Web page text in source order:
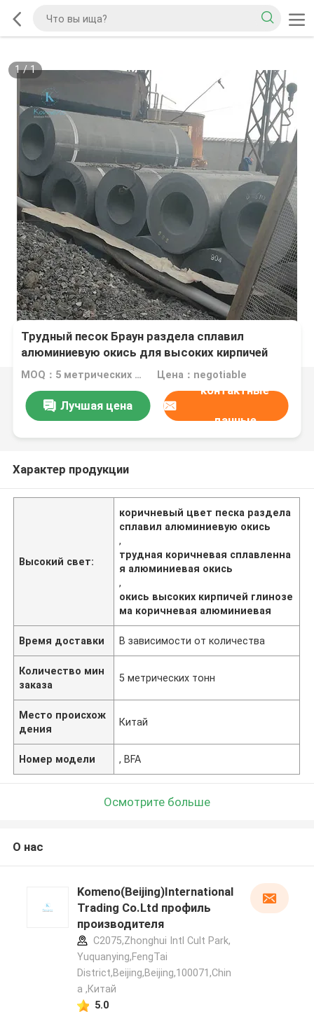
1/1
Трудный песок Браун раздела сплавил
алюминиевую окись для высоких кирпичей
глинозема
MOQ：5 метрических тонн Цена：negotiable
Лучшая цена
контактные
данные
Характер продукции
Высокий свет:
коричневый цвет песка раздела
сплавил алюминиевую окись
,
трудная коричневая сплавленна
я алюминиевая окись
,
окись высоких кирпичей глинозе
ма коричневая алюминиевая
Время доставки В зависимости от количества
Количество мин
заказа
5 метрических тонн
Место происхож
дения
Китай
Номер модели , BFA
Осмотрите больше
О нас
Komeno(Beijing)International
Trading Co.Ltd профиль
производителя
C2075,Zhonghui Intl Cult Park,
Yuquanying,FengTai
District,Beijing,Beijing,100071,Chin
a ,Китай
5.0